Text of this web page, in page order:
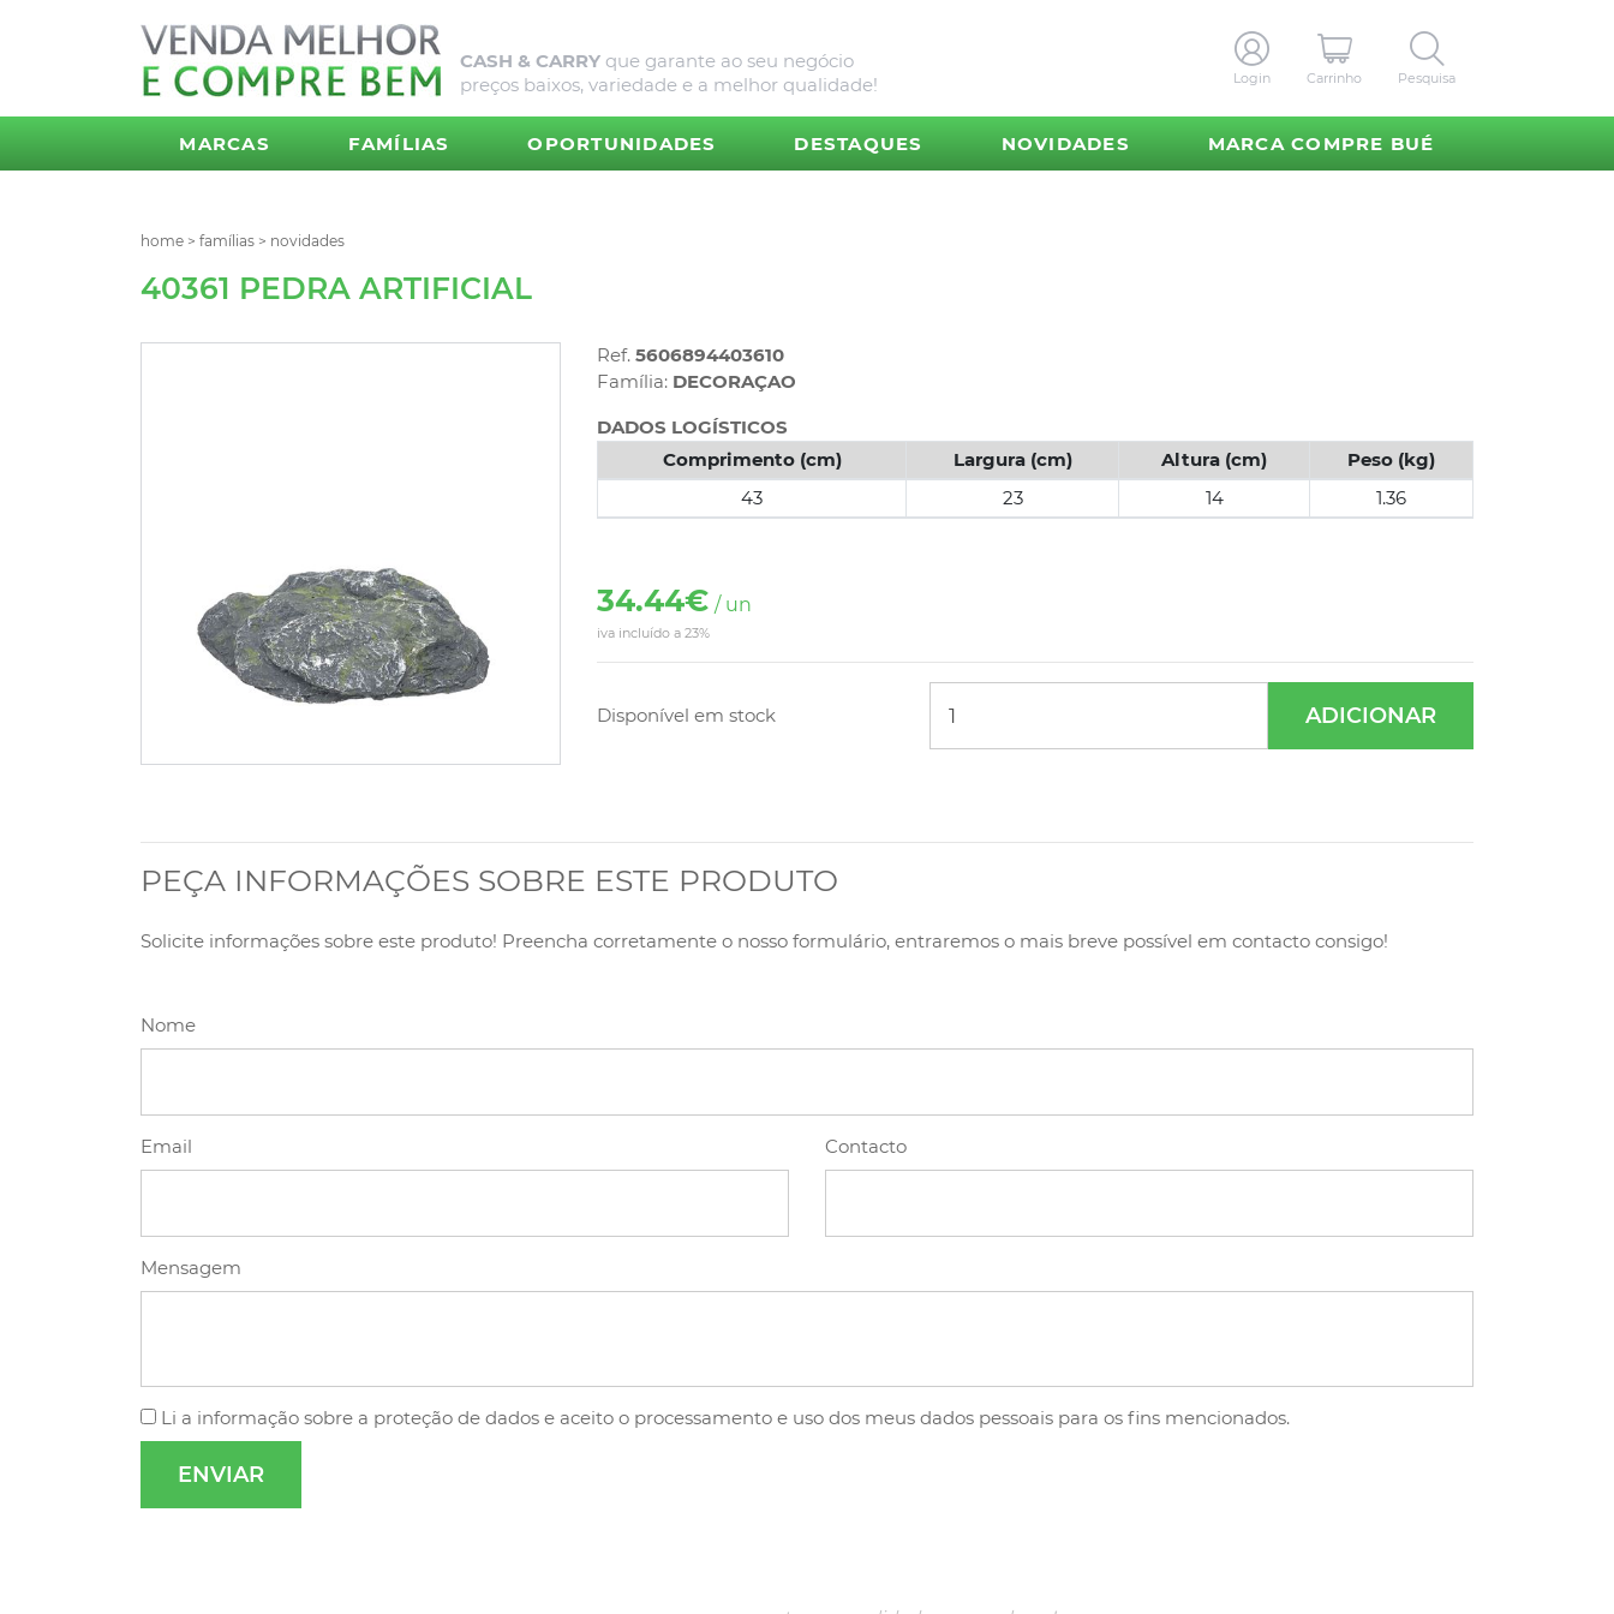
CASH & CARRY que garante ao seu negócio
preços baixos, variedade e a melhor qualidade!
Login Carrinho Pesquisa
MARCAS FAMÍLIAS OPORTUNIDADES DESTAQUES NOVIDADES MARCA COMPRE BUÉ
home > famílias > novidades
40361 PEDRA ARTIFICIAL
Ref. 5606894403610
Família: DECORAÇAO
DADOS LOGÍSTICOS
Comprimento (cm)
Largura (cm) Altura (cm)
Peso (kg)
43
23 14 1.36
34.44€ / un
iva incluído a 23%
Disponível em stock ADICIONAR
PEÇA INFORMAÇÕES SOBRE ESTE PRODUTO
Solicite informações sobre este produto! Preencha corretamente o nosso formulário, entraremos o mais breve possível em contacto consigo!
Nome
Email Contacto
Mensagem
Li a informação sobre a proteção de dados e aceito o processamento e uso dos meus dados pessoais para os fins mencionados.